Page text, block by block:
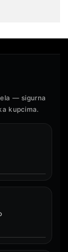
— sigurna
kupcima.